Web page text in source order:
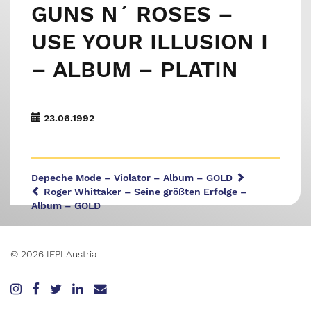
GUNS N´ ROSES –
USE YOUR ILLUSION I
– ALBUM – PLATIN
23.06.1992
Depeche Mode – Violator – Album – GOLD
Roger Whittaker – Seine größten Erfolge –
Album – GOLD
© 2026 IFPI Austria